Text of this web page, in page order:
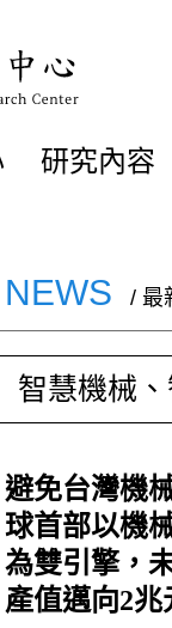
研究內容
NEWS / 最
智慧機械
避免台灣機
球首部以機
為雙引擎，
產值邁向2